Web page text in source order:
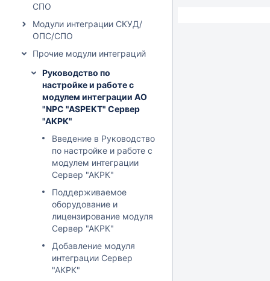
СПО
Модули интеграции СКУД/
ОПС/СПО
Прочие модули интеграций
Руководство по
настройке и работе с
модулем интеграции AO
"NPC "ASPEKT" Сервер
"АКРК"
Введение в Руководство
по настройке и работе с
модулем интеграции
Сервер "АКРК"
Поддерживаемое
оборудование и
лицензирование модуля
Сервер "АКРК"
Добавление модуля
интеграции Сервер
"АКРК"